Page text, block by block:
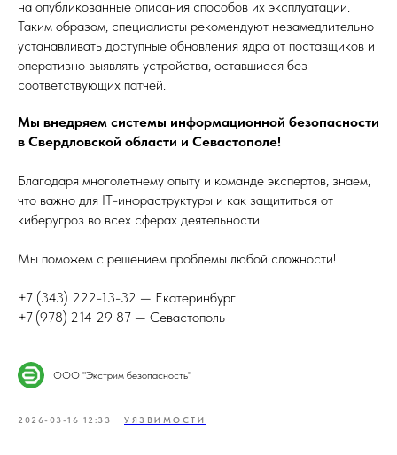
на опубликованные описания способов их эксплуатации.
Таким образом, специалисты рекомендуют незамедлительно
устанавливать доступные обновления ядра от поставщиков и
оперативно выявлять устройства, оставшиеся без
соответствующих патчей.
Мы внедряем системы информационной безопасности
в Свердловской области и Севастополе!
Благодаря многолетнему опыту и команде экспертов, знаем,
что важно для IT-инфраструктуры и как защититься от
киберугроз во всех сферах деятельности.
Мы поможем с решением проблемы любой сложности!
+7 (343) 222-13-32 — Екатеринбург
+7 (978) 214 29 87 — Севастополь
ООО "Экстрим безопасность"
2026-03-16 12:33 УЯЗВИМОСТИ